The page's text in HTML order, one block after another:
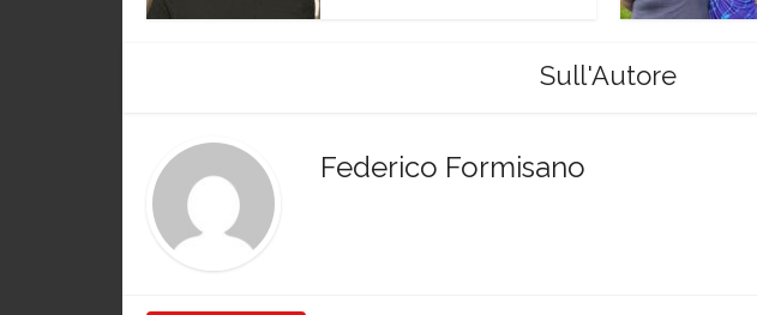
Sull'Autore
Federico Formisano